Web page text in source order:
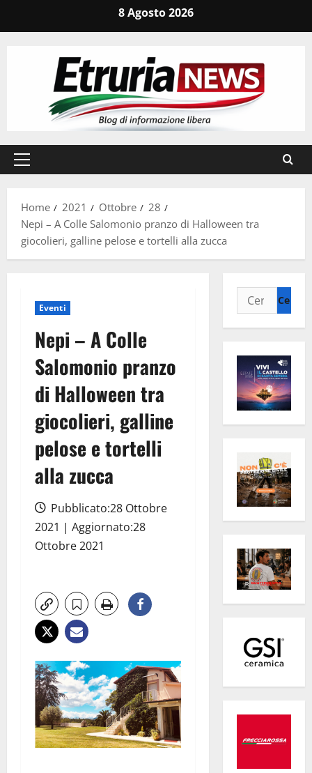
8 Agosto 2026
Menu
Home
2021 Ottobre
28
Nepi – A Colle Salomonio pranzo di Halloween tra
giocolieri, galline pelose e tortelli alla zucca
Eventi
Nepi – A Colle
Salomonio pranzo
di Halloween tra
giocolieri, galline
pelose e tortelli
alla zucca
Pubblicato:28 Ottobre
2021 | Aggiornato:28
Ottobre 2021
Ricerca
per: